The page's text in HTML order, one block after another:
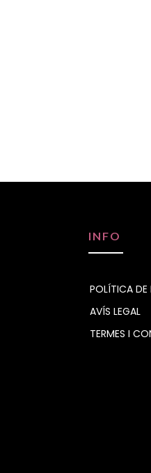
INFO
POLÍTICA DE
AVÍS LEGAL
TERMES I